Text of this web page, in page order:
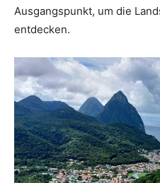
Ausgangspunkt, um die
entdecken.